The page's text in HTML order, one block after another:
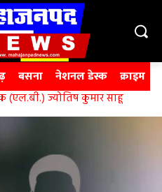
बसना नेशनल डेस्क क्राइम
(एल.बी.) ज्योतिष कुमार साहू